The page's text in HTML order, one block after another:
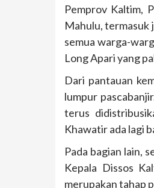
Pemprov Kaltim,
Mahulu, termasuk
semua warga-
Long Apari yang
Dari pantauan
lumpur
terus
Khawatir ada lagi
Pada bagian lain,
Kepala Dissos
merupakan tahap